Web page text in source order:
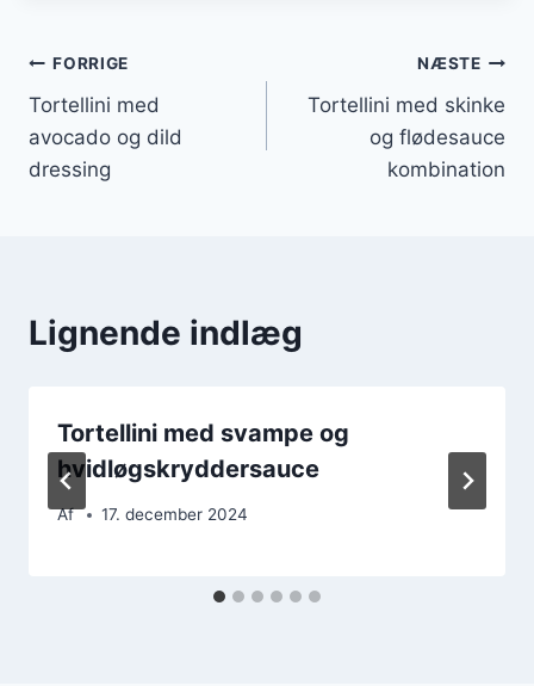
Indlægsnavigation
FORRIGE
Tortellini med
avocado og dild
dressing
NÆSTE
Tortellini med skinke
og flødesauce
kombination
Lignende indlæg
Tortellini med svampe og
hvidløgskryddersauce
Af 17. december 2024